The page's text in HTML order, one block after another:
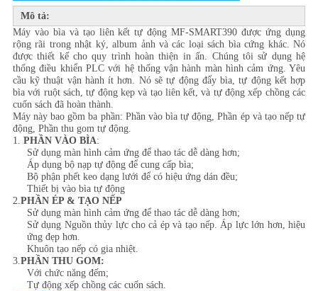
CHÍNH
SÁCH
BẢO
MẬT
Mô tả:
Máy vào bìa và tạo liên kết tự động MF-SMART390 được ứng dụng
rộng rãi trong nhật ký, album ảnh và các loại sách bìa cứng khác. Nó
được thiết kế cho quy trình hoàn thiện in ấn. Chúng tôi sử dụng hệ
thống điều khiển PLC với hệ thống vận hành màn hình cảm ứng. Yêu
cầu kỹ thuật vận hành ít hơn. Nó sẽ tự động đẩy bìa, tự động kết hợp
bìa với ruột sách, tự động kẹp và tạo liên kết, và tự động xếp chồng các
cuốn sách đã hoàn thành.
Máy này bao gồm ba phần: Phần vào bìa tự động, Phần ép và tạo nếp tự
động, Phần thu gom tự động.
1. PHẦN VÀO BÌA:
Sử dụng màn hình cảm ứng để thao tác dễ dàng hơn;
Áp dụng bộ nạp tự động để cung cấp bìa;
Bộ phận phết keo dạng lưới để có hiệu ứng dán đều;
Thiết bị vào bìa tự động
2. PHẦN ÉP & TẠO NẾP
Sử dụng màn hình cảm ứng để thao tác dễ dàng hơn;
Sử dụng Nguồn thủy lực cho cả ép và tạo nếp. Áp lực lớn hơn, hiệu
ứng đẹp hơn.
Khuôn tạo nếp có gia nhiệt.
3. PHẦN THU GOM:
Với chức năng đếm;
Tự động xếp chồng các cuốn sách.